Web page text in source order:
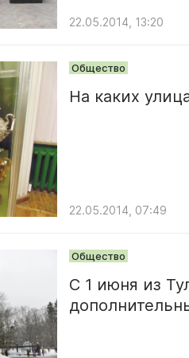
22.05.2014, 13:20
Общество
На каких
22.05.2014, 07:49
Общество
С 1 июня из